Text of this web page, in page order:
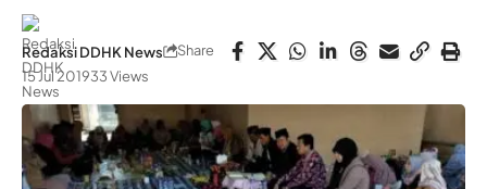
Redaksi DDHK News
15 Jul 201933 Views
Share